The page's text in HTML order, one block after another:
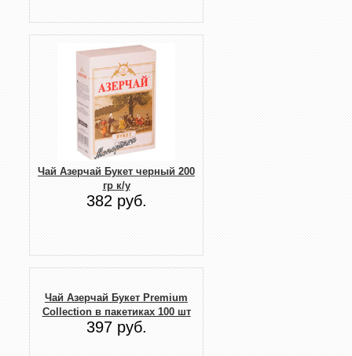
Чай Азерчай Букет черный 200
гр к/у
382 руб.
Чай Азерчай Букет Premium
Collection в пакетиках 100 шт
397 руб.